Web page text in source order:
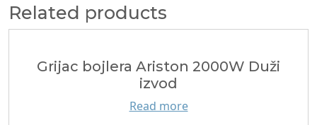
Related products
Grijac bojlera Ariston 2000W Duži
izvod
Read more